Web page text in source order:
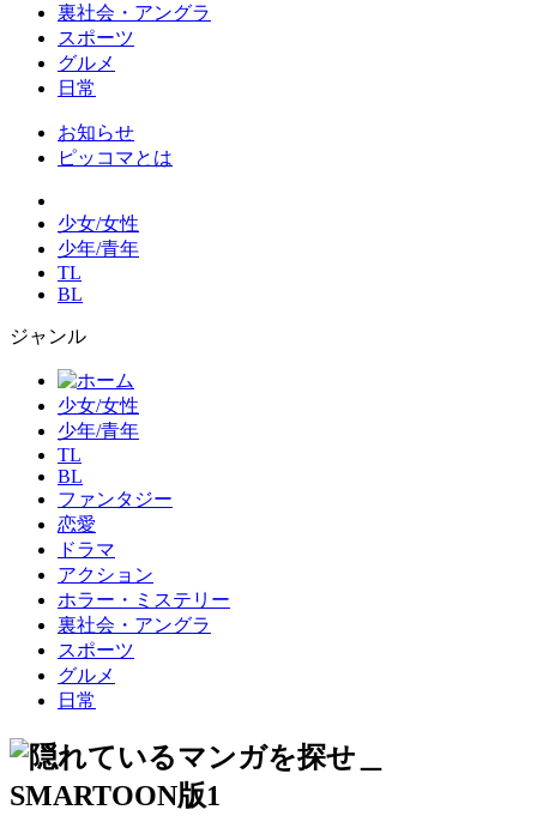
裏社会・アングラ
スポーツ
グルメ
日常
お知らせ
ピッコマとは
少女/女性
少年/青年
TL
BL
ジャンル
少女/女性
少年/青年
TL
BL
ファンタジー
恋愛
ドラマ
アクション
ホラー・ミステリー
裏社会・アングラ
スポーツ
グルメ
日常